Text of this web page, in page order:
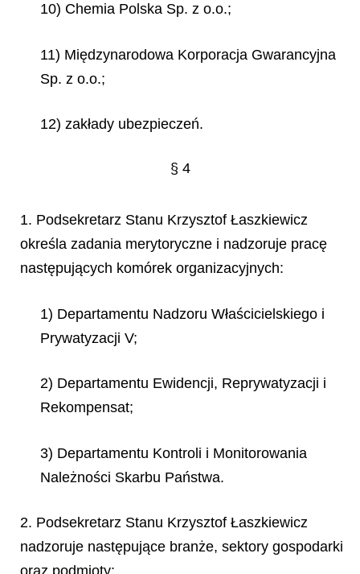
10) Chemia Polska Sp. z o.o.;
11) Międzynarodowa Korporacja Gwarancyjna
Sp. z o.o.;
12) zakłady ubezpieczeń.
§ 4
1. Podsekretarz Stanu Krzysztof Łaszkiewicz
określa zadania merytoryczne i nadzoruje pracę
następujących komórek organizacyjnych:
1) Departamentu Nadzoru Właścicielskiego i
Prywatyzacji V;
2) Departamentu Ewidencji, Reprywatyzacji i
Rekompensat;
3) Departamentu Kontroli i Monitorowania
Należności Skarbu Państwa.
2. Podsekretarz Stanu Krzysztof Łaszkiewicz
nadzoruje następujące branże, sektory gospodarki
oraz podmioty: